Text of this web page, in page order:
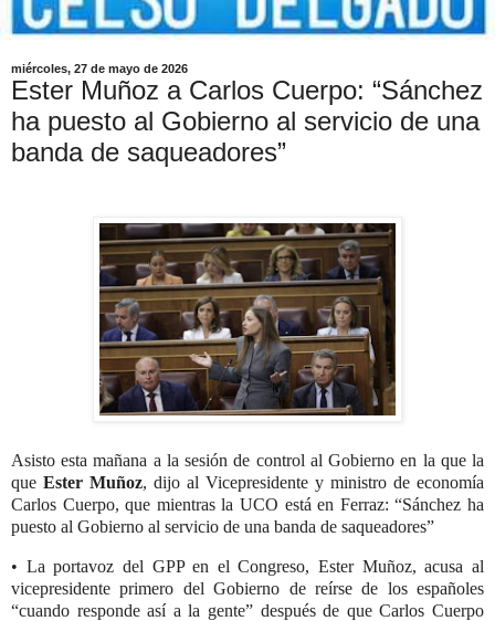
miércoles, 27 de mayo de 2026
Ester Muñoz a Carlos Cuerpo: “Sánchez
ha puesto al Gobierno al servicio de una
banda de saqueadores”
Asisto esta mañana a la sesión de control al Gobierno en la que la
que Ester Muñoz, dijo al Vicepresidente y ministro de economía
Carlos Cuerpo, que mientras la UCO está en Ferraz: “Sánchez ha
puesto al Gobierno al servicio de una banda de saqueadores”
• La portavoz del GPP en el Congreso, Ester Muñoz, acusa al
vicepresidenteprimero del Gobierno de reírse de los españoles
“cuando responde así a la gente” después de que Carlos Cuerpo